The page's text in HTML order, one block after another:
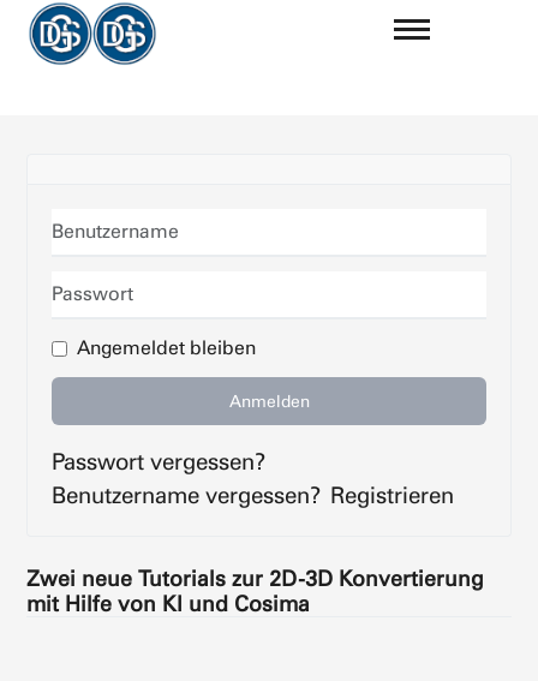
Benutzername
Passwort
Angemeldet bleiben
Anmelden
Passwort vergessen?
Benutzername vergessen? Registrieren
Zwei neue Tutorials zur 2D-3D Konvertierung
mit Hilfe von KI und Cosima